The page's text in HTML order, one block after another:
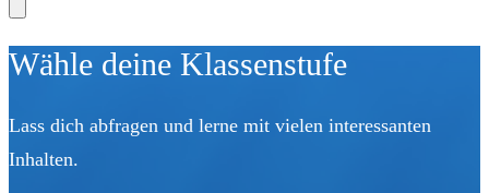
Wähle deine Klassenstufe
Lass dich abfragen und lerne mit vielen interessanten
Inhalten.